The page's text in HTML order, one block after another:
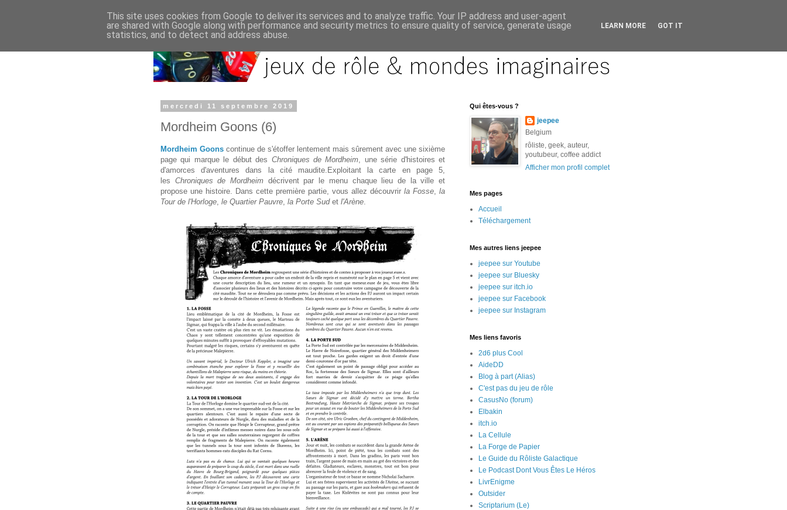
mercredi 11 septembre 2019
Mordheim Goons (6)
Mordheim Goons continue de s'étoffer lentement mais sûrement avec une sixième
page qui marque le début des Chroniques de Mordheim , une série d'histoires et
d'amorces d'aventures dans la cité maudite.Exploitant la carte en page 5,
les Chroniques de Mordheim décrivent par le menu chaque lieu de la ville et
propose une histoire. Dans cette première partie, vous allez découvrir la Fosse la
Tour de l'Horloge le Quartier Pauvre la Porte Sud et l'Arène
Qui êtes-vous ?
jeepee
Belgium
rôliste, geek, auteur,
youtubeur, coffee addict
Afficher mon profil complet
Mes pages
Accueil
Téléchargement
Mes autres liens jeepee
jeepee sur Youtube
jeepee sur Bluesky
jeepee sur itch.io
jeepee sur Facebook
jeepee sur Instagram
Mes liens favoris
2d6 plus Cool
AideDD
Blog à part (Alias)
C'est pas du jeu de rôle
CasusNo (forum)
Elbakin
itch.io
La Cellule
La Forge de Papier
Le Guide du Rôliste Galactique
Le Podcast Dont Vous Êtes Le Héros
LivrEnigme
Outsider
Scriptarium (Le)
This site uses cookies from Google to deliver its services and to analyze traffic. Your IP address and user-agent
are shared with Google along with performance and security metrics to ensure quality of service, generate usage
statistics, and to detect and address abuse.
LEARN MORE GOT IT